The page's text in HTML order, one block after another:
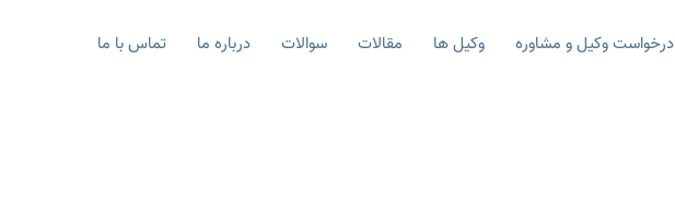
درخواست وکیل و مشاوره وکیل ها مقالات سوالات درباره ما تماس با ما